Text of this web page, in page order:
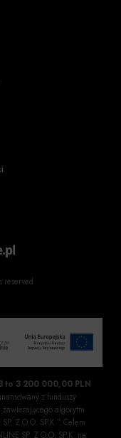
reserved
to 3 200 000,00 PLN
z funduszy
algorytm
Z O.O. SP.K.”. Celem
SP. Z O.O. SP.K. na